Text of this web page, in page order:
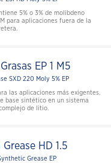
5% o 3% de molibdeno
para aplicaciones fuera de la
EP 1 M5
SXD 220 Moly 5% EP
las aplicaciones más exigentes.
base sintético en un sistema
de litio.
HD 1.5
Grease EP